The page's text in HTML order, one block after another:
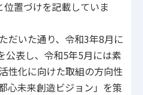
置づけを記載していま
だいた通り、令和3年8月に
公表し、令和5年5月には素
性化に向けた取組の方向性
心未来創造ビジョン」を策